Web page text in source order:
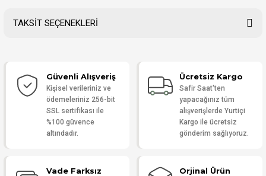
Yorum Yaz
TAKSİT SEÇENEKLERİ
Güvenli Alışveriş
Kişisel verileriniz ve
ödemeleriniz 256-bit
SSL sertifikası ile
%100 güvence
altındadır.
Ücretsiz Kargo
Safir Saat'ten
yapacağınız tüm
alışverişlerde Yurtiçi
Kargo ile ücretsiz
gönderim sağlıyoruz.
Vade Farksız
Orjinal Ürün